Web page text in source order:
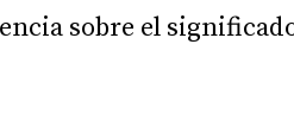
sobre el